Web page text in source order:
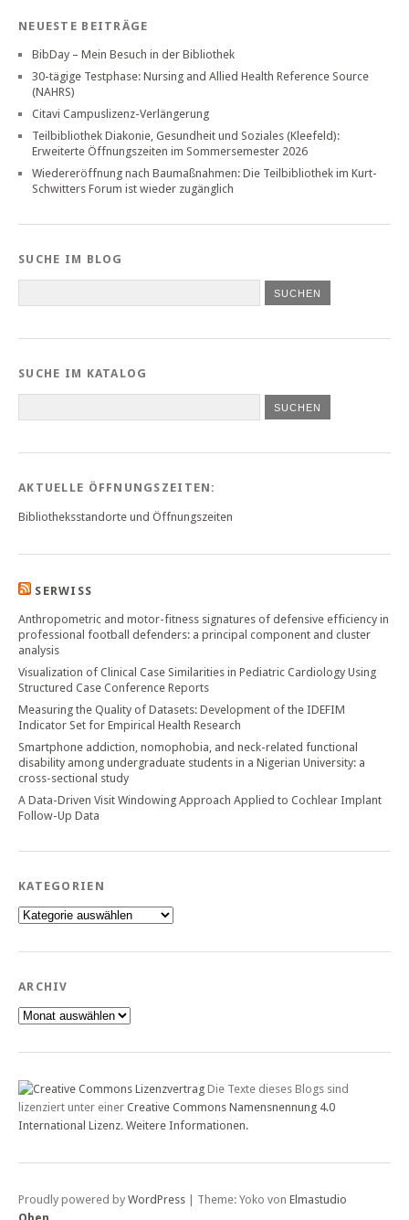
NEUESTE BEITRÄGE
BibDay – Mein Besuch in der Bibliothek
30-tägige Testphase: Nursing and Allied Health Reference Source
(NAHRS)
Citavi Campuslizenz-Verlängerung
Teilbibliothek Diakonie, Gesundheit und Soziales (Kleefeld):
Erweiterte Öffnungszeiten im Sommersemester 2026
Wiedereröffnung nach Baumaßnahmen: Die Teilbibliothek im Kurt-
Schwitters Forum ist wieder zugänglich
SUCHE IM BLOG
SUCHE IM KATALOG
SUCHEN
AKTUELLE ÖFFNUNGSZEITEN:
Bibliotheksstandorte und Öffnungszeiten
SERWISS
Anthropometric and motor-fitness signatures of defensive efficiency in
professional football defenders: a principal component and cluster
analysis
Visualization of Clinical Case Similarities in Pediatric Cardiology Using
Structured Case Conference Reports
Measuring the Quality of Datasets: Development of the IDEFIM
Indicator Set for Empirical Health Research
Smartphone addiction, nomophobia, and neck-related functional
disability among undergraduate students in a Nigerian University: a
cross-sectional study
A Data-Driven Visit Windowing Approach Applied to Cochlear Implant
Follow-Up Data
KATEGORIEN
Kategorien
ARCHIV
Archiv
Die Texte dieses Blogs sind
lizenziert unter einer Creative Commons Namensnennung 4.0
International Lizenz. Weitere Informationen.
Proudly powered by WordPress | Theme: Yoko von Elmastudio